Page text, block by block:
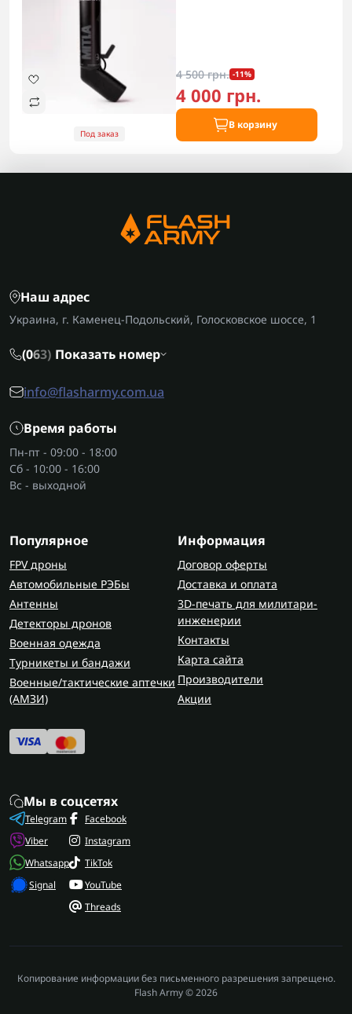
Под заказ
4 500 грн. -11%
4 000 грн.
В корзину
Наш адрес
Украина, г. Каменец-Подольский, Голосковское шоссе, 1
(063) Показать номер
info@flasharmy.com.ua
Время работы
Пн-пт - 09:00 - 18:00
Сб - 10:00 - 16:00
Вс - выходной
Популярное
FPV дроны
Автомобильные РЭБы
Антенны
Детекторы дронов
Военная одежда
Турникеты и бандажи
Военные/тактические аптечки
(AMЗИ)
Информация
Договор оферты
Доставка и оплата
3D-печать для милитари-
инженерии
Контакты
Карта сайта
Производители
Акции
Мы в соцсетях
Telegram
Viber
Whatsapp
Signal
Facebook
Instagram
TikTok
YouTube
Threads
Копирование информации без письменного разрешения запрещено.
Flash Army © 2026